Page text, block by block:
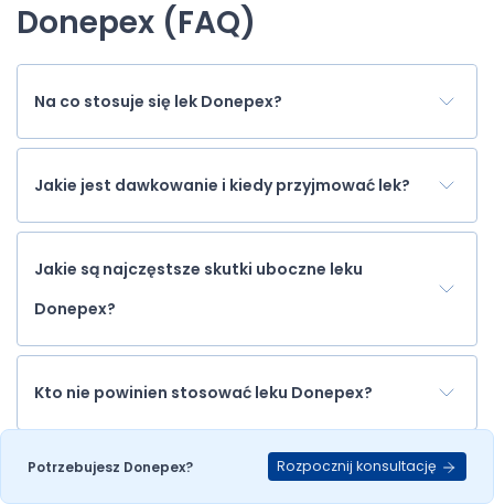
Donepex (FAQ)
Na co stosuje się lek Donepex?
Jakie jest dawkowanie i kiedy przyjmować lek?
Jakie są najczęstsze skutki uboczne leku
Donepex?
Kto nie powinien stosować leku Donepex?
Czy Donepex można łączyć z innymi lekami lub
Potrzebujesz Donepex? Rozpocznij konsultację